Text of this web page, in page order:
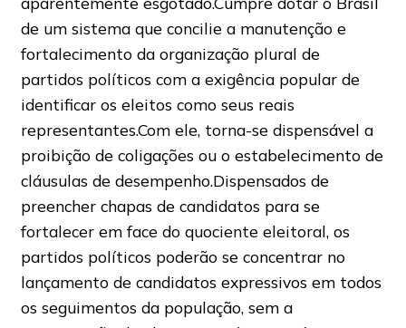
de um sistema que concilie a manutenção e
fortalecimento da organização plural de
partidos políticos com a exigência popular de
identificar os eleitos como seus reais
representantes.Com ele, torna-se dispensável a
proibição de coligações ou o estabelecimento de
cláusulas de desempenho.Dispensados de
preencher chapas de candidatos para se
fortalecer em face do quociente eleitoral, os
partidos políticos poderão se concentrar no
lançamento de candidatos expressivos em todos
os seguimentos da população, sem a